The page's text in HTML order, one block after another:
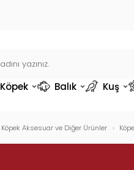
Köpek Balık Kuş
Köpek Aksesuar ve Diğer Ürünler